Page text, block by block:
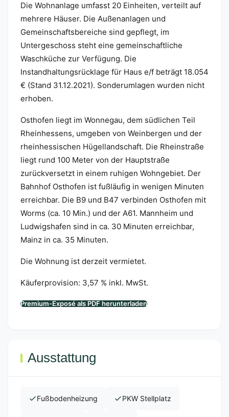
Die Wohnanlage umfasst 20 Einheiten, verteilt auf
mehrere Häuser. Die Außenanlagen und
Gemeinschaftsbereiche sind gepflegt, im
Untergeschoss steht eine gemeinschaftliche
Waschküche zur Verfügung. Die
Instandhaltungsrücklage für Haus e/f beträgt 18.054
€ (Stand 31.12.2021). Sonderumlagen wurden nicht
erhoben.
Osthofen liegt im Wonnegau, dem südlichen Teil
Rheinhessens, umgeben von Weinbergen und der
rheinhessischen Hügellandschaft. Die Rheinstraße
liegt rund 100 Meter von der Hauptstraße
zurückversetzt in einem ruhigen Wohngebiet. Der
Bahnhof Osthofen ist fußläufig in wenigen Minuten
erreichbar. Die B9 und B47 verbinden Osthofen mit
Worms (ca. 10 Min.) und der A61. Mannheim und
Ludwigshafen sind in ca. 30 Minuten erreichbar,
Mainz in ca. 35 Minuten.
Die Wohnung ist derzeit vermietet.
Käuferprovision: 3,57 % inkl. MwSt.
Premium-Exposé als PDF herunterladen
Ausstattung
Fußbodenheizung PKW Stellplatz